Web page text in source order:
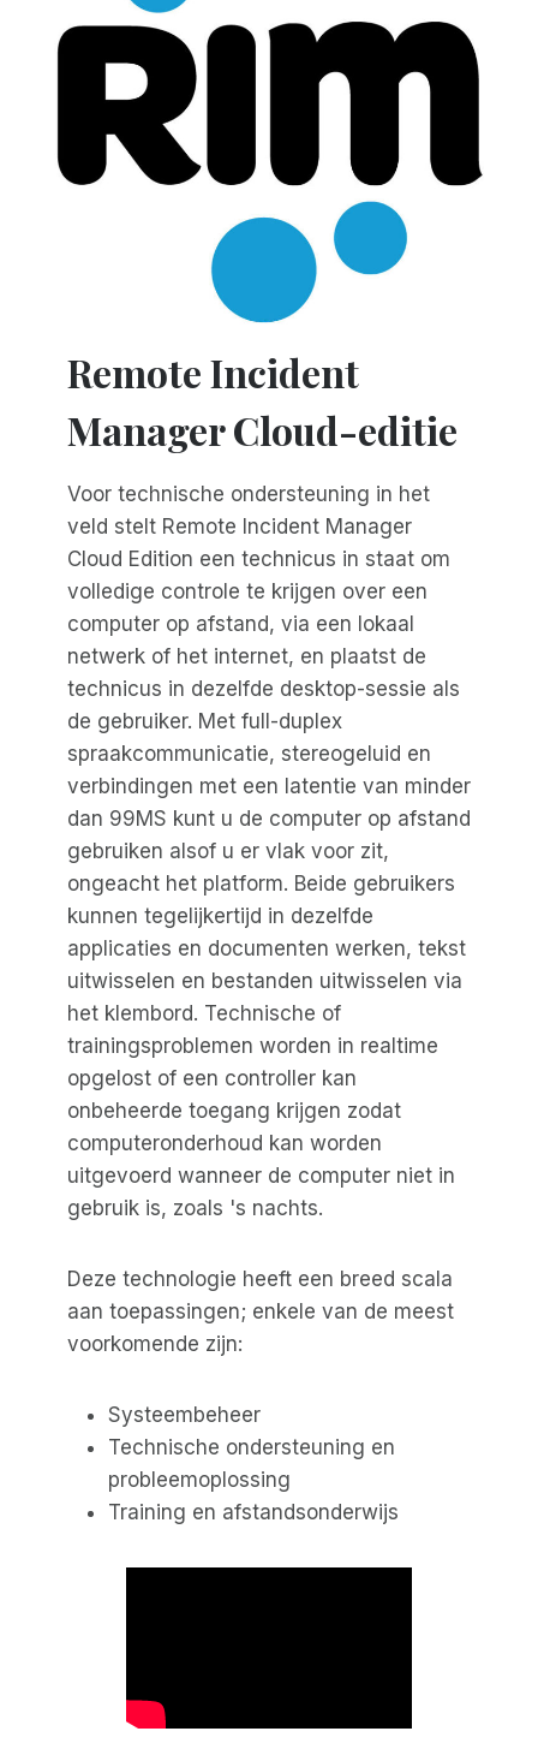
Remote Incident
Manager Cloud-editie
Voor technische ondersteuning in het
veld stelt Remote Incident Manager
Cloud Edition een technicus in staat om
volledige controle te krijgen over een
computer op afstand, via een lokaal
netwerk of het internet, en plaatst de
technicus in dezelfde desktop-sessie als
de gebruiker. Met full-duplex
spraakcommunicatie, stereogeluid en
verbindingen met een latentie van minder
dan 99MS kunt u de computer op afstand
gebruiken alsof u er vlak voor zit,
ongeacht het platform. Beide gebruikers
kunnen tegelijkertijd in dezelfde
applicaties en documenten werken, tekst
uitwisselen en bestanden uitwisselen via
het klembord. Technische of
trainingsproblemen worden in realtime
opgelost of een controller kan
onbeheerde toegang krijgen zodat
computeronderhoud kan worden
uitgevoerd wanneer de computer niet in
gebruik is, zoals 's nachts.
Deze technologie heeft een breed scala
aan toepassingen; enkele van de meest
voorkomende zijn:
Systeembeheer
Technische ondersteuning en
probleemoplossing
Training en afstandsonderwijs